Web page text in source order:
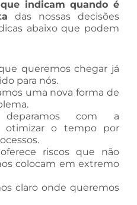
indicam quando é
das nossas decisões
abaixo que podem
queremos chegar já
para nós.
uma nova forma de
com a
otimizar o tempo por
riscos que não
colocam em extremo
claro onde queremos